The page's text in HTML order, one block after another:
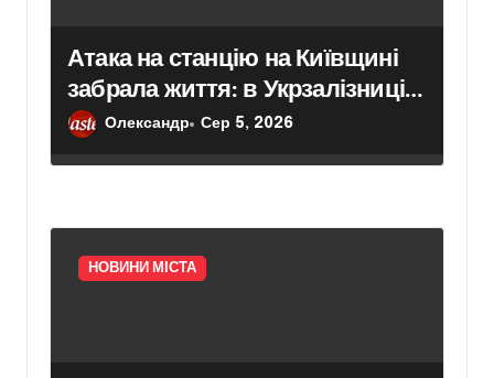
Атака на станцію на Київщині
забрала життя: в Укрзалізниці
розповіли, чому потяги не
Олександр Сер 5, 2026
НОВИНИ МІСТА